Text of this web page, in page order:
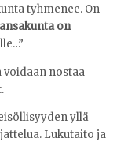
tyhmenee. On
on
nostaa
yllä
Lukutaito ja